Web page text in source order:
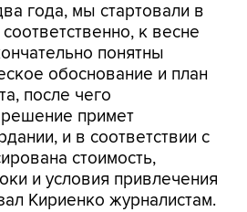
года, мы стартовали в
к весне
понятны
обоснование и план
после чего
примет
и в соответствии с
стоимость,
и условия привлечения
Кириенко журналистам.